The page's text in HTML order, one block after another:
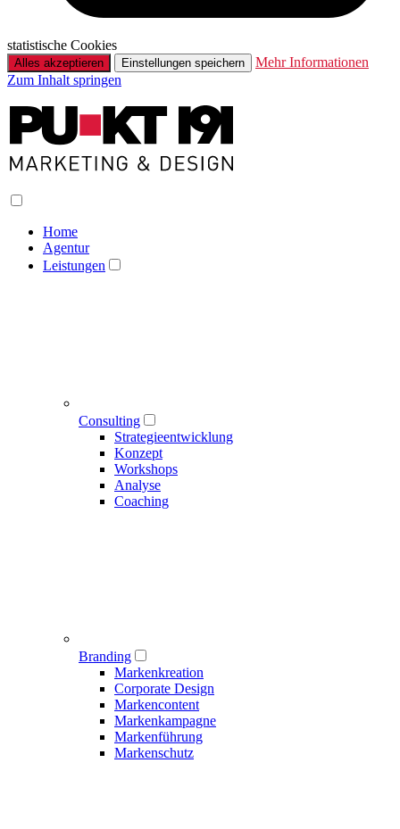
statistische Cookies
Alles akzeptieren Einstellungen speichern
Mehr Informationen
Zum Inhalt springen
Home
Agentur
Leistungen
Consulting
Strategieentwicklung
Konzept
Workshops
Analyse
Coaching
Branding
Markenkreation
Corporate Design
Markencontent
Markenkampagne
Markenführung
Markenschutz